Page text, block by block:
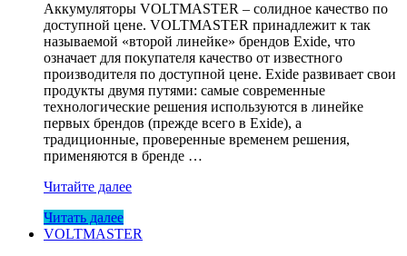
Аккумуляторы VOLTMASTER – солидное качество по
доступной цене. VOLTMASTER принадлежит к так
называемой «второй линейке» брендов Exide, что
означает для покупателя качество от известного
производителя по доступной цене. Exide развивает свои
продукты двумя путями: самые современные
технологические решения используются в линейке
первых брендов (прежде всего в Exide), а
традиционные, проверенные временем решения,
применяются в бренде …
Акк
Ah
1000A
Читайте далее
Читать далее
VOLTMASTER